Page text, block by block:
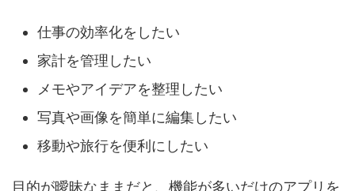
仕事の効率化をしたい
家計を管理したい
メモやアイデアを整理したい
写真や画像を簡単に編集したい
移動や旅行を便利にしたい
目的が曖昧なままだと、機能が多いだけのアプリを